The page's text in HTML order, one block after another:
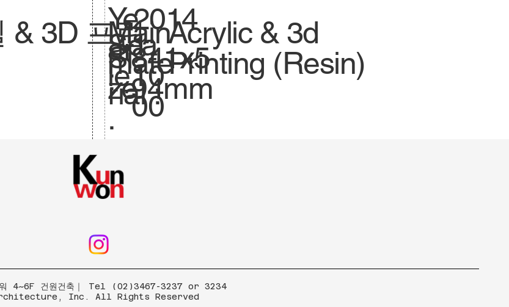
& 3D 프린
Ye
ar
:
Main
mate
rial :
Sca
le.
Si
ze
.
2014
1:
10
00
841x5
94mm
Acrylic & 3d
Printing (Resin)
워 4~6F 건원건축｜ Tel (02)3467-3237 or 3234
Inc. All Rights Reserved